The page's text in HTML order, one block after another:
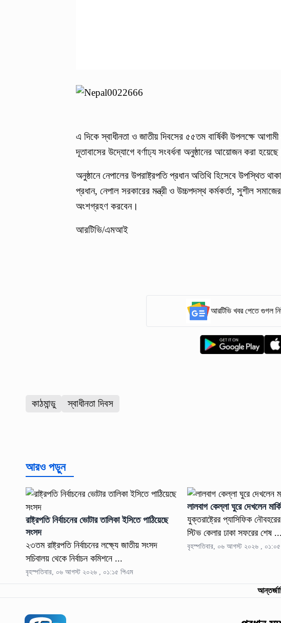
এ দিকে স্বাধীনতা ও জাতীয় দিবসের ৫৫তম বার্ষিকী উপলক্ষে
দূতাবাসের উদ্যোগে বর্ণাঢ্য সংবর্ধনা অনুষ্ঠানের আয়োজন করা
অনুষ্ঠানে নেপালের উপরাষ্ট্রপতি প্রধান অতিথি হিসেবে উপস্থিত
প্রধান, নেপাল সরকারের মন্ত্রী ও উচ্চপদস্থ কর্মকর্তা, সুশীল
অংশগ্রহণ করবেন।
আরটিভি/এমআই
আরটিভি খবর পেতে গুগল
কাঠমান্ডু স্বাধীনতা দিবস
আরও পড়ুন
রাষ্ট্রপতি নির্বাচনের ভোটার তালিকা ইসিতে পাঠিয়েছে
সংসদ
২৩তম রাষ্ট্রপতি নির্বাচনের লক্ষ্যে জাতীয় সংসদ
সচিবালয় থেকে নির্বাচন কমিশনে ...
বৃহস্পতিবার, ০৬ আগস্ট ২০২৬ , ০১:১৫ পিএম
লালবাগ কেল্লা ঘুরে দেখলেন
যুক্তরাষ্ট্রের প্যাসিফিক
স্টিভ কেলার ঢাকা সফরের শেষ ...
বৃহস্পতিবার, ০৬ আগস্ট ২০২৬ ,